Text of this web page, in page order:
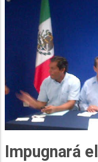
Impugnará